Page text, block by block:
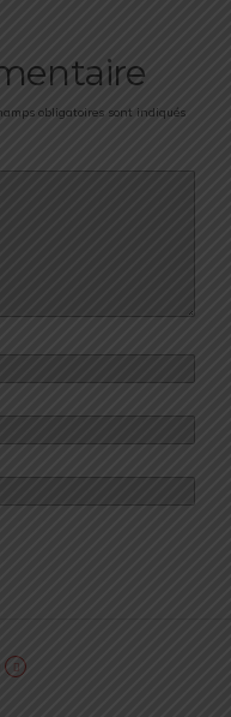
obligatoires sont indiqués